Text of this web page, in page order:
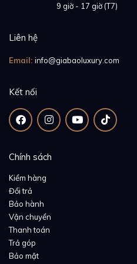
9 giờ - 17 giờ (T7)
Liên hệ
Email: info@giabaoluxury.com
Kết nối
Chính sách
Kiểm hàng
Đổi trả
Bảo hành
Vận chuyển
Thanh toán
Trả góp
Bảo mật